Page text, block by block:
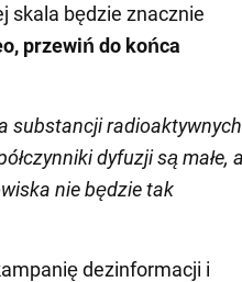
skala będzie znacznie
przewiń do końca
substancji radioaktywnych
dyfuzji są małe, a
nie będzie tak
dezinformacji i